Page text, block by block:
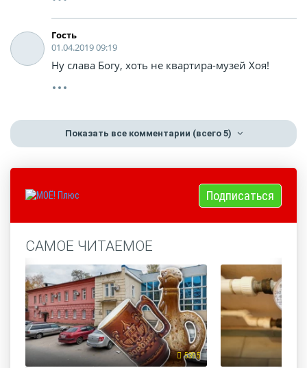
Гость
01.04.2019 09:19
Ну слава Богу, хоть не квартира-музей Хоя!
Показать все комментарии (всего 5)
Подписаться
САМОЕ ЧИТАЕМОЕ
5395